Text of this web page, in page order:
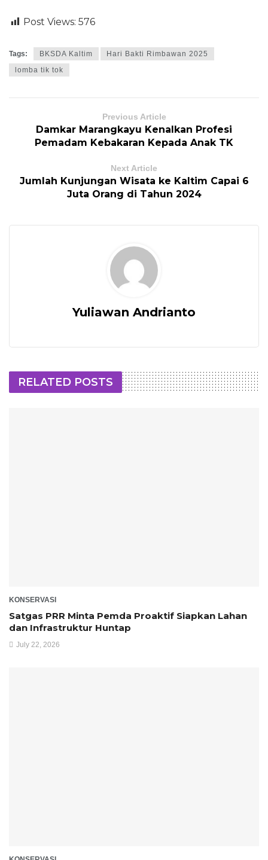
Post Views: 576
Tags: BKSDA Kaltim
Hari Bakti Rimbawan 2025
lomba tik tok
Previous Article
Damkar Marangkayu Kenalkan Profesi
Pemadam Kebakaran Kepada Anak TK
Next Article
Jumlah Kunjungan Wisata ke Kaltim Capai 6
Juta Orang di Tahun 2024
Yuliawan Andrianto
RELATED POSTS
KONSERVASI
Satgas PRR Minta Pemda Proaktif Siapkan Lahan
dan Infrastruktur Huntap
July 22, 2026